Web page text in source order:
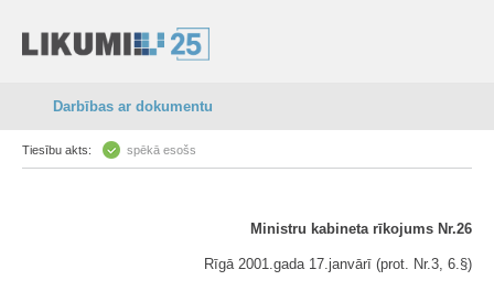
Darbības ar dokumentu
Tiesību akts: spēkā esošs
Ministru kabineta rīkojums Nr.26
Rīgā 2001.gada 17.janvārī (prot. Nr.3, 6.§)